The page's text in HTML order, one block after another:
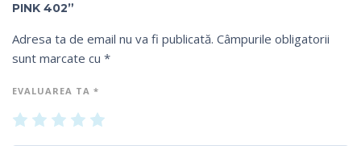
PINK 402”
Adresa ta de email nu va fi publicată. Câmpurile obligatorii
sunt marcate cu *
EVALUAREA TA *
U
na
2
din
3
din
4
din din